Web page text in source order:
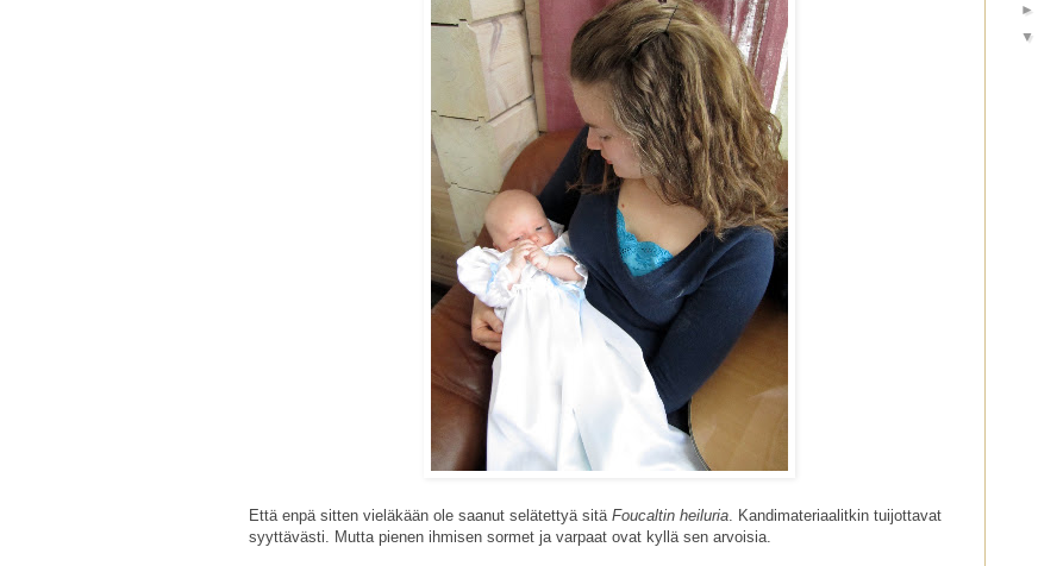
Että enpä sitten vieläkään ole saanut selätettyä sitä Foucaltin heiluria. Kandimateriaalitkin tuijottavat
syyttävästi. Mutta pienen ihmisen sormet ja varpaat ovat kyllä sen arvoisia.
►
▼